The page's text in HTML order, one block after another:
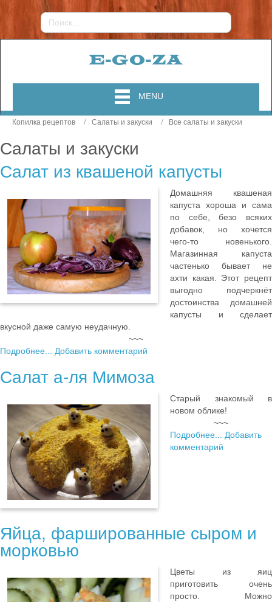
MENU
Копилка рецептов Салаты и закуски Все салаты и закуски
Салаты и закуски
Салат из квашеной капусты
Домашняя квашеная
капуста хороша и сама
по себе, безо всяких
добавок, но хочется
чего-то новенького.
Магазинная капуста
частенько бывает не
ахти какая. Этот рецепт
выгодно подчеркнёт
достоинства домашней
капусты и сделает
вкусной даже самую неудачную.
~~~
Подробнее... Добавить комментарий
Салат а-ля Мимоза
Старый знакомый в
новом облике!
~~~
Подробнее... Добавить
комментарий
Яйца, фаршированные сыром и
морковью
Цветы из яиц
приготовить очень
просто. Можно